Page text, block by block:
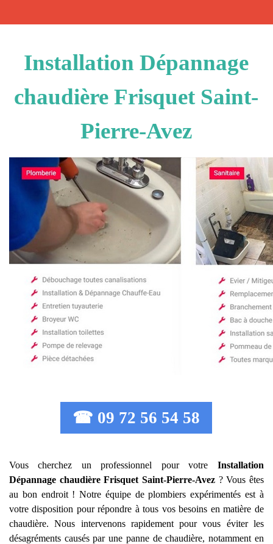
Installation Dépannage
chaudière Frisquet Saint-
Pierre-Avez
☎ 09 72 56 54 58
Vous cherchez un professionnel pour votre Installation
Dépannage chaudière Frisquet Saint-Pierre-Avez? Vous êtes
au bon endroit ! Notre équipe de plombiers expérimentés est à
votre disposition pour répondre à tous vos besoins en matière de
chaudière. Nous intervenons rapidement pour vous éviter les
désagréments causés par une panne de chaudière, notamment en